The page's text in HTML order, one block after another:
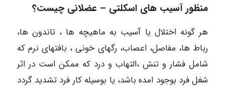
منظور آسیب های اسکلتی – عضلانی چیست؟
هر گونه اختلال یا آسیب به ماهیچه ها ، تاندون ها،
رباط ها، مفاصل، اعصاب، رگهای خونی ، بافتهای نرم که
شامل فشار و تنش ،التهاب و درد که ممکن است در اثر
شغل فرد بوجود امده باشد، یا بوسیله کار فرد تشدید گردد